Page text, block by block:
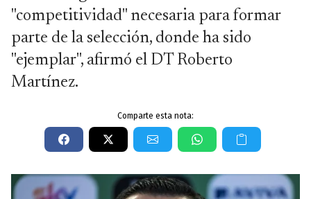
"competitividad" necesaria para formar
parte de la selección, donde ha sido
"ejemplar", afirmó el DT Roberto
Martínez.
Comparte esta nota: